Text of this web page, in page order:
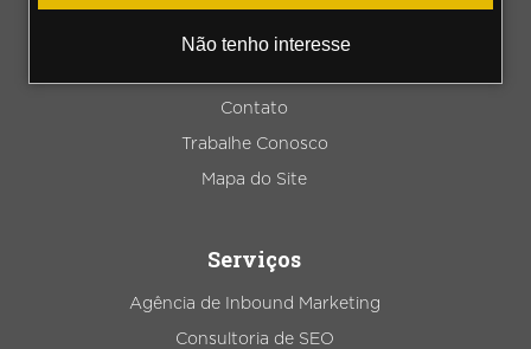
Não tenho interesse
Materiais Ricos
Contato
Trabalhe Conosco
Mapa do Site
Serviços
Agência de Inbound Marketing
Consultoria de SEO